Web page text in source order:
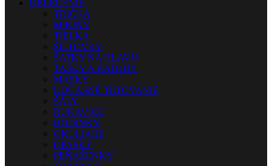
OBLEČENIE
TRIČKÁ
MIKINY
TIELKA
ŠILTOVKY
ŠATKY NA HLAVU
TAŠKY A BATOHY
MASKY
DOČASNÉ TETOVANIE
ŠÁLY
RUKAVICE
HODINKY
OKULIARE
OPASKY
PEŇAŽENKY